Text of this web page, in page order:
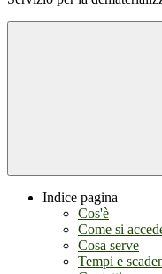
Indice pagina
Cos'è
Come si
Cosa serve
Tempi e